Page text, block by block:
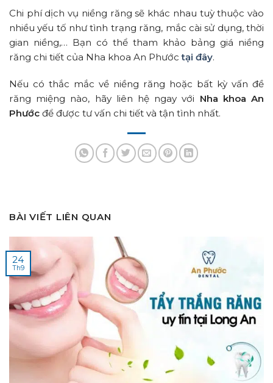
Chi phí dịch vụ niềng răng sẽ khác nhau tuỳ thuộc vào
nhiều yếu tố như tình trạng răng, mắc cài sử dụng, thời
gian niềng,… Bạn có thể tham khảo bảng giá niềng
răng chi tiết của Nha khoa An Phướctại đây.
Nếu có thắc mắc về niềng răng hoặc bất kỳ vấn đề
răng miệng nào, hãy liên hệ ngay với Nha khoa An
Phước để được tư vấn chi tiết và tận tình nhất.
BÀI VIẾT LIÊN QUAN
24
Th9